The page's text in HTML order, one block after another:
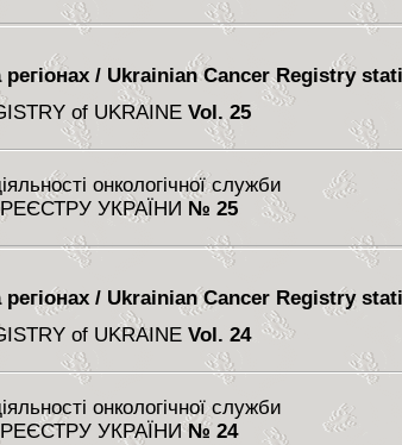
регіонах / Ukrainian Cancer Registry
of UKRAINE Vol. 25
онкологічної служби
УКРАЇНИ № 25
регіонах / Ukrainian Cancer Registry
of UKRAINE Vol. 24
онкологічної служби
УКРАЇНИ№ 24